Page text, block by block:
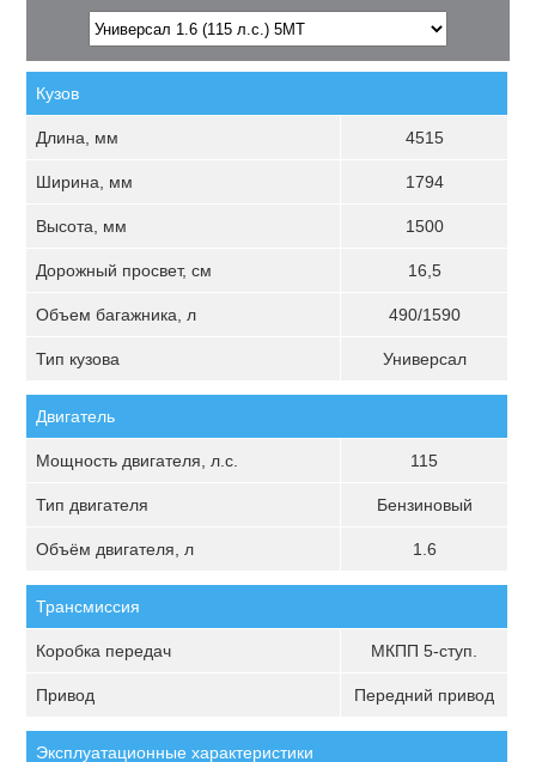
Кузов
Длина, мм 4515
Ширина, мм 1794
Высота, мм 1500
Дорожный просвет, см 16,5
Объем багажника, л 490/1590
Тип кузова Универсал
Двигатель
Мощность двигателя, л.с. 115
Тип двигателя Бензиновый
Объём двигателя, л 1.6
Трансмиссия
Коробка передач МКПП 5-ступ.
Привод Передний привод
Эксплуатационные характеристики